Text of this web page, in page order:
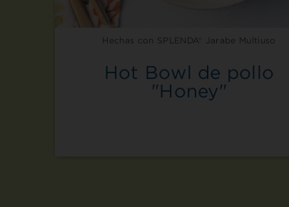
Hechas con SPLENDA® Jarabe Multiuso
Hot Bowl de pollo
"Honey"